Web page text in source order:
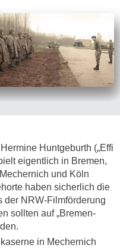
Huntgeburth („Effi
eigentlich in Bremen,
und Köln
haben sicherlich die
der NRW-Filmförderung
sollten auf „Bremen-
in Mechernich